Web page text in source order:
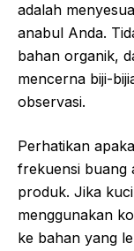
adalah
anabul Anda.
bahan organik,
mencerna biji-
observasi.
Perhatikan
frekuensi buang
produk. Jika
menggunakan
ke bahan yang